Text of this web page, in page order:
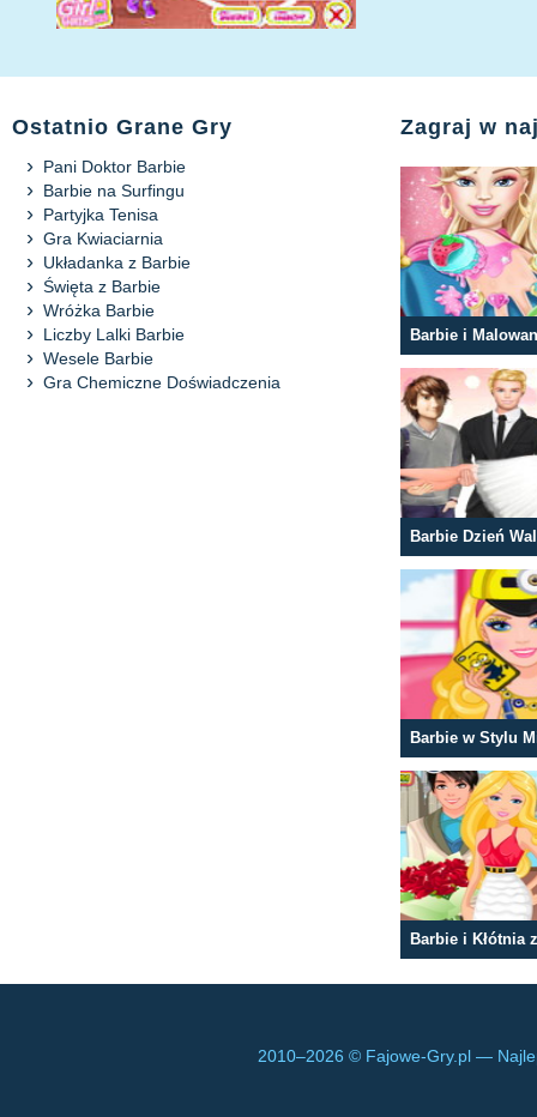
Ostatnio Grane Gry
Pani Doktor Barbie
Barbie na Surfingu
Partyjka Tenisa
Gra Kwiaciarnia
Układanka z Barbie
Święta z Barbie
Wróżka Barbie
Liczby Lalki Barbie
Wesele Barbie
Gra Chemiczne Doświadczenia
Zagraj w
Barbie i
Barbie Dzień
Barbie w Stylu
Barbie i Kłótnia
2010–2026 © Fajowe-Gry.pl —